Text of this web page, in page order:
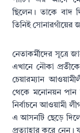
ছিলেন। তাকে বাদ
তিনিই সোনারগাঁয়ের
নেতাকর্মীদের সূত্রে
এখানে নৌকা
চেয়ারম্যান
থেকে মনোনয়ন পান
নির্বাচনে আওয়ামী
এ আসনটি ছেড়ে
প্রত্যাহার করে নেন।